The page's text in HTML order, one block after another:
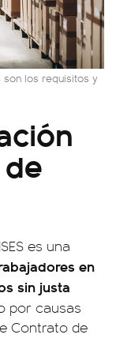
son los requisitos y
es una
en
sin justa
por causas
Contrato de